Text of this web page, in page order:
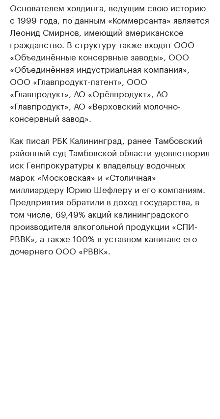
Основателем холдинга, ведущим свою историю
с 1999 года, по данным «Коммерсанта» является
Леонид Смирнов, имеющий американское
гражданство. В структуру также входят ООО
«Объединённые консервные заводы», ООО
«Объединённая индустриальная компания»,
ООО «Главпродукт-патент», ООО
«Главпродукт», АО «Орёлпродукт», АО
«Главпродукт», АО «Верховский молочно-
консервный завод».
Как писал РБК Калининград, ранее Тамбовский
районный суд Тамбовской области удовлетворил
иск Генпрокуратуры к владельцу водочных
марок «Московская» и «Столичная»
миллиардеру Юрию Шефлеру и его компаниям.
Предприятия обратили в доход государства, в
том числе, 69,49% акций калининградского
производителя алкогольной продукции «СПИ-
РВВК», а также 100% в уставном капитале его
дочернего ООО «РВВК».